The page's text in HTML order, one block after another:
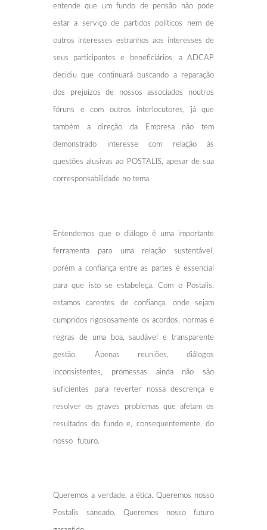
entende que um fundo de pensão não pode
estar a serviço de partidos políticos nem de
outros interesses estranhos aos interesses de
seus participantes e beneficiários, a ADCAP
decidiu que continuará buscando a reparação
dos prejuízos de nossos associados noutros
fóruns e com outros interlocutores, já que
também a direção da Empresa não tem
demonstrado interesse com relação às
questões alusivas ao POSTALIS, apesar de sua
corresponsabilidade no tema.
Entendemos que o diálogo é uma importante
ferramenta para uma relação sustentável,
porém a confiança entre as partes é essencial
para que isto se estabeleça. Com o Postalis,
estamos carentes de confiança, onde sejam
cumpridos rigososamente os acordos, normas e
regras de uma boa, saudável e transparente
gestão. Apenas reuniões, diálogos
inconsistentes, promessas ainda não são
suficientes para reverter nossa descrença e
resolver os graves problemas que afetam os
resultados do fundo e, consequentemente, do
nosso futuro.
Queremos a verdade, a ética. Queremos nosso
Postalis saneado. Queremos nosso futuro